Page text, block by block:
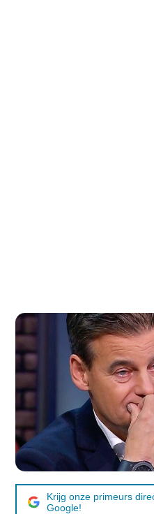
Krijg onze primeurs
Google!